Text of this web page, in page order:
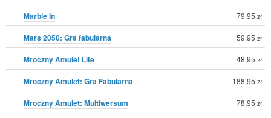
Marble In 79,95 zł
Mars 2050: Gra fabularna 59,95 zł
Mroczny Amulet Lite 48,95 zł
Mroczny Amulet: Gra Fabularna 188,95 zł
Mroczny Amulet: Multiwersum 78,95 zł